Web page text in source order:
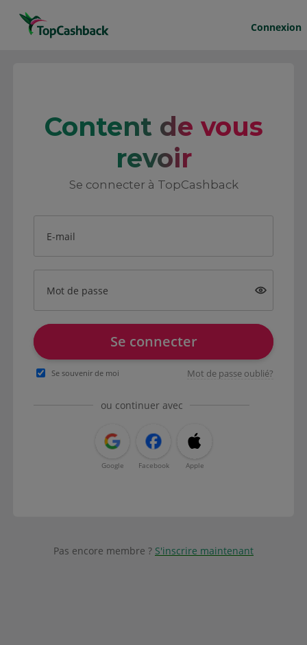
Connexion
Content de vous
revoir
Se connecter à TopCashback
E-mail
Mot de passe
Se connecter
Se souvenir de moi Mot de passe oublié?
ou continuer avec
Google Facebook Apple
Pas encore membre ? S'inscrire maintenant